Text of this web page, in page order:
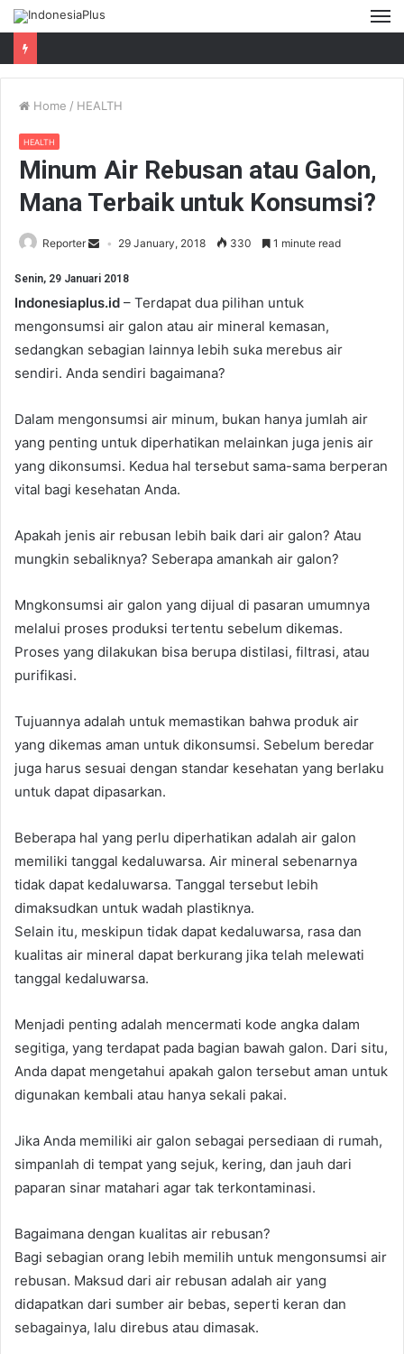
Home / HEALTH
HEALTH
Minum Air Rebusan atau Galon,
Mana Terbaik untuk Konsumsi?
Reporter 29 January, 2018 330 1 minute read
Senin, 29 Januari 2018
Indonesiaplus.id – Terdapat dua pilihan untuk
mengonsumsi air galon atau air mineral kemasan,
sedangkan sebagian lainnya lebih suka merebus air
sendiri. Anda sendiri bagaimana?
Dalam mengonsumsi air minum, bukan hanya jumlah air
yang penting untuk diperhatikan melainkan juga jenis air
yang dikonsumsi. Kedua hal tersebut sama-sama berperan
vital bagi kesehatan Anda.
Apakah jenis air rebusan lebih baik dari air galon? Atau
mungkin sebaliknya? Seberapa amankah air galon?
Mngkonsumsi air galon yang dijual di pasaran umumnya
melalui proses produksi tertentu sebelum dikemas.
Proses yang dilakukan bisa berupa distilasi, filtrasi, atau
purifikasi.
Tujuannya adalah untuk memastikan bahwa produk air
yang dikemas aman untuk dikonsumsi. Sebelum beredar
juga harus sesuai dengan standar kesehatan yang berlaku
untuk dapat dipasarkan.
Beberapa hal yang perlu diperhatikan adalah air galon
memiliki tanggal kedaluwarsa. Air mineral sebenarnya
tidak dapat kedaluwarsa. Tanggal tersebut lebih
dimaksudkan untuk wadah plastiknya.
Selain itu, meskipun tidak dapat kedaluwarsa, rasa dan
kualitas air mineral dapat berkurang jika telah melewati
tanggal kedaluwarsa.
Menjadi penting adalah mencermati kode angka dalam
segitiga, yang terdapat pada bagian bawah galon. Dari situ,
Anda dapat mengetahui apakah galon tersebut aman untuk
digunakan kembali atau hanya sekali pakai.
Jika Anda memiliki air galon sebagai persediaan di rumah,
simpanlah di tempat yang sejuk, kering, dan jauh dari
paparan sinar matahari agar tak terkontaminasi.
Bagaimana dengan kualitas air rebusan?
Bagi sebagian orang lebih memilih untuk mengonsumsi air
rebusan. Maksud dari air rebusan adalah air yang
didapatkan dari sumber air bebas, seperti keran dan
sebagainya, lalu direbus atau dimasak.